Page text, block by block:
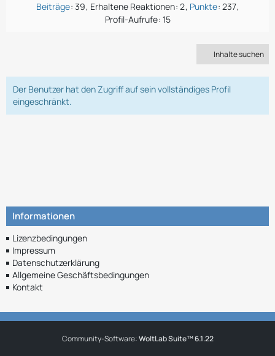
Beiträge 39 Erhaltene Reaktionen 2 Punkte 237
Profil-Aufrufe 15
Inhalte suchen
Der Benutzer hat den Zugriff auf sein vollständiges Profil
eingeschränkt.
Informationen
Lizenzbedingungen
Impressum
Datenschutzerklärung
Allgemeine Geschäftsbedingungen
Kontakt
Community-Software:WoltLab Suite™ 6.1.22